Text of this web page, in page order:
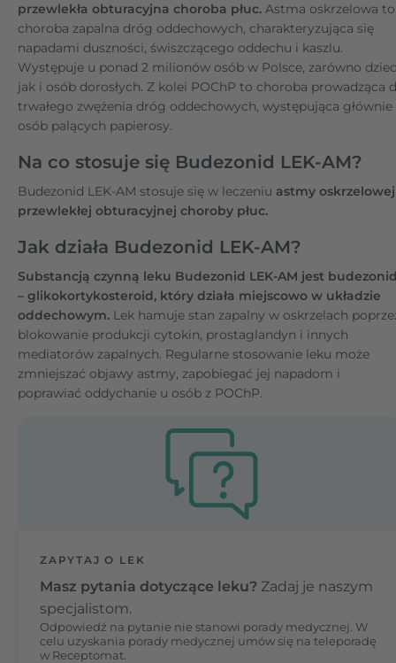
przewlekła obturacyjna choroba płuc. Astma oskrzelowa to
choroba zapalna dróg oddechowych, charakteryzująca się
napadami duszności, świszczącego oddechu i kaszlu.
Występuje u ponad 2 milionów osób w Polsce, zarówno
jak i osób dorosłych. Z kolei POChP to choroba prowadząca
trwałego zwężenia dróg oddechowych, występująca głównie
osób palących papierosy.
Na co stosuje się Budezonid LEK-AM?
Budezonid LEK-AM stosuje się w leczeniu astmy
przewlekłej obturacyjnej choroby płuc.
Jak działa Budezonid LEK-AM?
Substancją czynną leku Budezonid LEK-AM jest
– glikokortykosteroid, który działa miejscowo w układzie
oddechowym. Lek hamuje stan zapalny w oskrzelach
blokowanie produkcji cytokin, prostaglandyn i innych
mediatorów zapalnych. Regularne stosowanie leku może
zmniejszać objawy astmy, zapobiegać jej napadom i
poprawiać oddychanie u osób z POChP.
ZAPYTAJ O LEK
Masz pytania dotyczące leku? Zadaj je naszym
specjalistom.
Odpowiedź na pytanie nie stanowi porady medycznej. W
celu uzyskania porady medycznej umów się na teleporadę
w Receptomat.